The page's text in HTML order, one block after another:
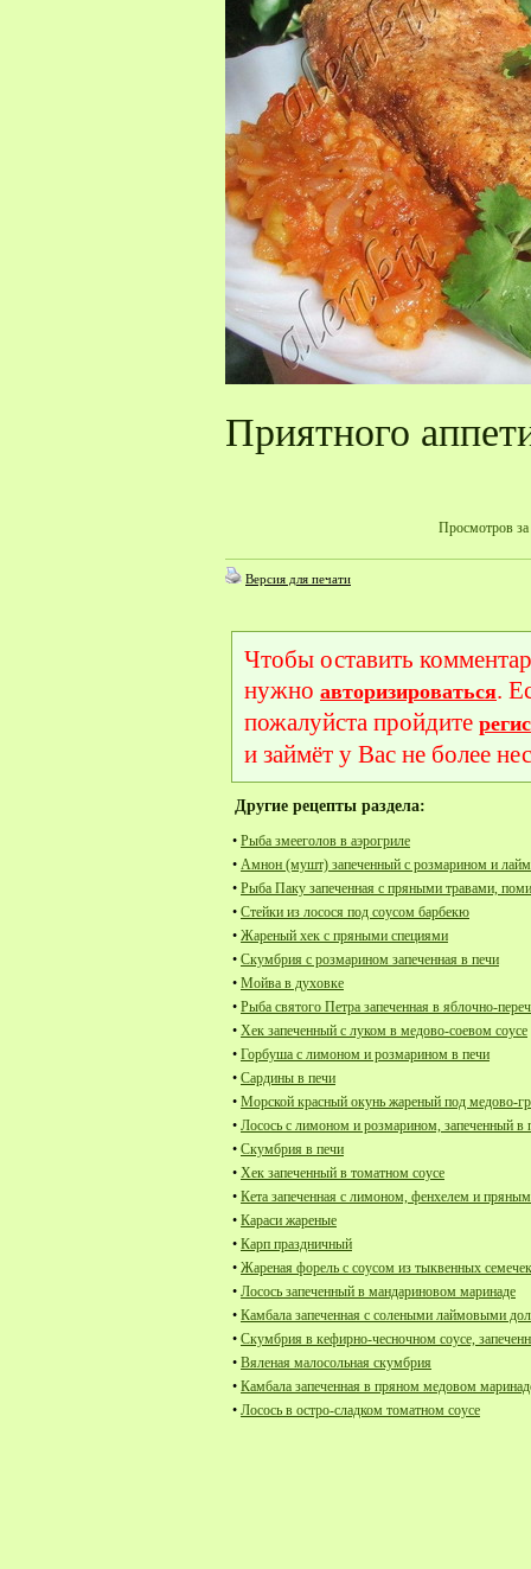
Приятного
Просмотров за
Версия для печати
Чтобы оставить
нужно авторизироваться.
пожалуйста пройдите
и займёт у Вас не более
Другие рецепты раздела:
• Рыба змееголов в аэрогриле
• Амнон (мушт) запеченный с розмарином и
• Рыба Паку запеченная с пряными травами,
• Стейки из лосося под соусом барбекю
• Жареный хек с пряными специями
• Скумбрия с розмарином запеченная в печи
• Мойва в духовке
• Рыба святого Петра запеченная в яблочно-
• Хек запеченный с луком в медово-соевом соусе
• Горбуша с лимоном и розмарином в печи
• Сардины в печи
• Морской красный окунь жареный под медово-
• Лосось с лимоном и розмарином, запеченный в
• Скумбрия в печи
• Хек запеченный в томатном соусе
• Кета запеченная с лимоном, фенхелем и
• Караси жареные
• Карп праздничный
• Жареная форель с соусом из тыквенных
• Лосось запеченный в мандариновом маринаде
• Камбала запеченная с солеными лаймовыми
• Скумбрия в кефирно-чесночном соусе,
• Вяленая малосольная скумбрия
• Камбала запеченная в пряном медовом
• Лосось в остро-сладком томатном соусе